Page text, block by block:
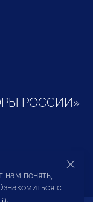
РОССИИ»
и
понять,
с
.